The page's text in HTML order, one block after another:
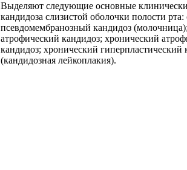
Выделяют следующие основные
кандидоза слизистой оболочки полости
псевдомембранозный кандидоз
атрофический кандидоз; хронический
кандидоз; хронический гиперпластический
(кандидозная лейкоплакия).